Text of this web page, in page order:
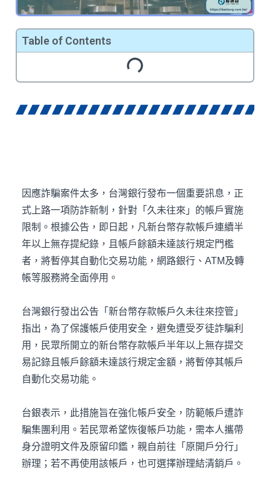
Table of Contents
因應詐騙案件太多，台灣銀行發布一個重要訊息，正
式上路一項防詐新制，針對「久未往來」的帳戶實施
限制。根據公告，即日起，凡新台幣存款帳戶連續半
年以上無存提紀錄，且帳戶餘額未達該行規定門檻
者，將暫停其自動化交易功能，網路銀行、ATM及轉
帳等服務將全面停用。
台灣銀行發出公告「新台幣存款帳戶久未往來控管」
指出，為了保護帳戶使用安全，避免遭受歹徒詐騙利
用，民眾所開立的新台幣存款帳戶半年以上無存提交
易記錄且帳戶餘額未達該行規定金額，將暫停其帳戶
自動化交易功能。
台銀表示，此措施旨在強化帳戶安全，防範帳戶遭詐
騙集團利用。若民眾希望恢復帳戶功能，需本人攜帶
身分證明文件及原留印鑑，親自前往「原開戶分行」
辦理；若不再使用該帳戶，也可選擇辦理結清銷戶。